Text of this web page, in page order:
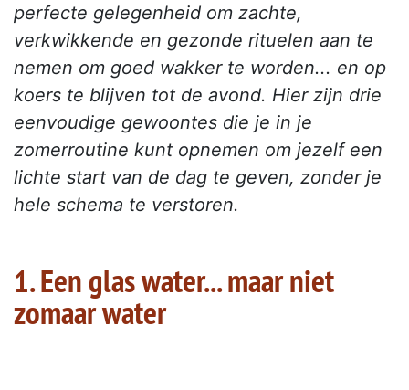
perfecte gelegenheid om zachte,
verkwikkende en gezonde rituelen aan te
nemen om goed wakker te worden... en op
koers te blijven tot de avond. Hier zijn drie
eenvoudige gewoontes die je in je
zomerroutine kunt opnemen om jezelf een
lichte start van de dag te geven, zonder je
hele schema te verstoren.
1. Een glas water... maar niet
zomaar water